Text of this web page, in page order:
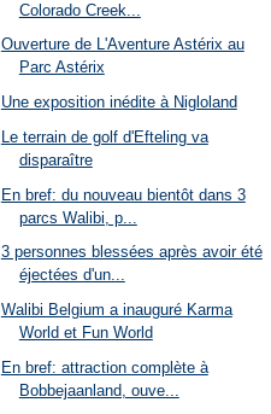
Colorado Creek...
Ouverture de L'Aventure Astérix au
Parc Astérix
Une exposition inédite à Nigloland
Le terrain de golf d'Efteling va
disparaître
En bref: du nouveau bientôt dans 3
parcs Walibi, p...
3 personnes blessées après avoir été
éjectées d'un...
Walibi Belgium a inauguré Karma
World et Fun World
En bref: attraction complète à
Bobbejaanland, ouve...